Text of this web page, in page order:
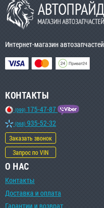
Интернет-магазин автозапчастей
КОНТАКТЫ
(099) 175-47-87
(068) 935-52-32
Заказать звонок
Запрос по VIN
О НАС
Контакты
Доставка и оплата
Гарантии и возврат